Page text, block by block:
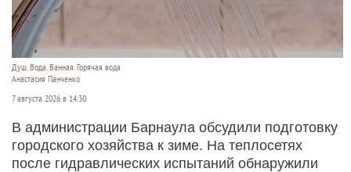
Душ. Вода. Ванная. Горячая вода
Анастасия Панченко
7 августа 2026 в 14:30
В администрации Барнаула обсудили подготовку
городского хозяйства к зиме. На теплосетях
после гидравлических испытаний обнаружили